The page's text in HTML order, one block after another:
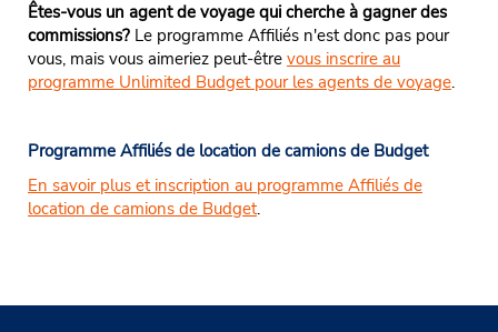
Êtes-vous un agent de voyage qui cherche à gagner des
commissions? Le programme Affiliés n'est donc pas pour
vous, mais vous aimeriez peut-être vous inscrire au
programme Unlimited Budget pour les agents de voyage.
Programme Affiliés de location de camions de Budget
En savoir plus et inscription au programme Affiliés de
location de camions de Budget.